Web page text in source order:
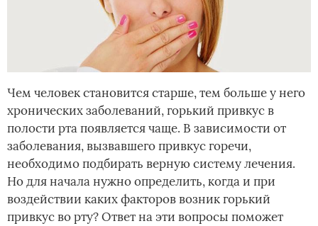
Чем человек становится старше, тем больше у него
хронических заболеваний, горький привкус в
полости рта появляется чаще. В зависимости от
заболевания, вызвавшего привкус горечи,
необходимо подбирать верную систему лечения.
Но для начала нужно определить, когда и при
воздействии каких факторов возник горький
привкус во рту? Ответ на эти вопросы поможет